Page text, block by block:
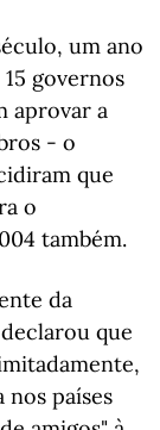
um ano
governos
aprovar a
- o
que
o
também.
da
que
países